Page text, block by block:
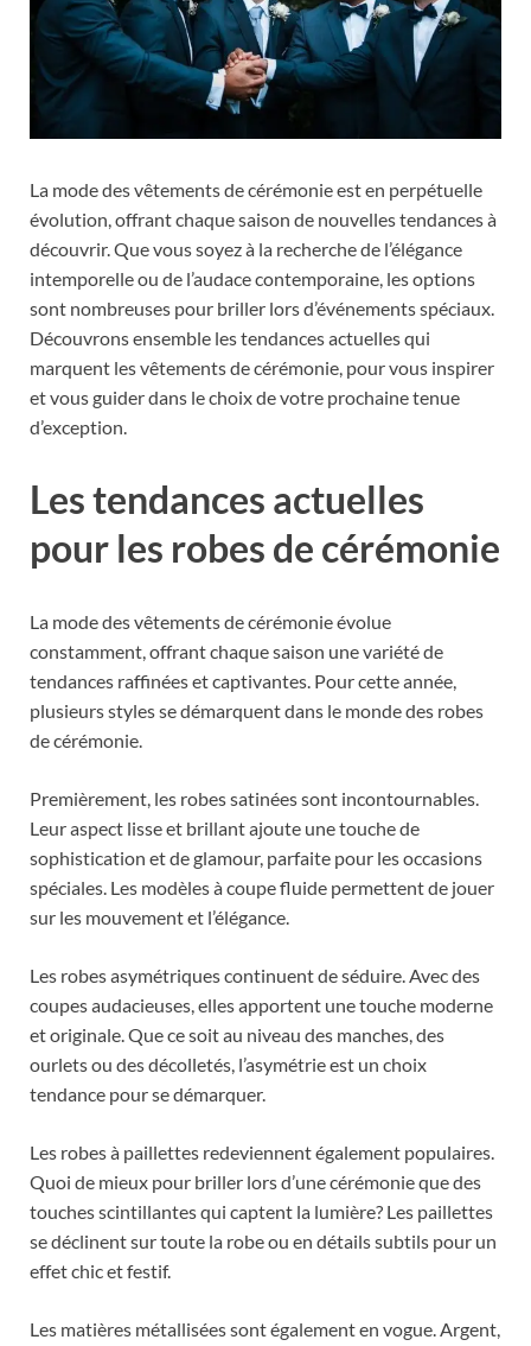
La mode des vêtements de cérémonie est en perpétuelle
évolution, offrant chaque saison de nouvelles tendances à
découvrir. Que vous soyez à la recherche de l’élégance
intemporelle ou de l’audace contemporaine, les options
sont nombreuses pour briller lors d’événements spéciaux.
Découvrons ensemble les tendances actuelles qui
marquent les vêtements de cérémonie, pour vous inspirer
et vous guider dans le choix de votre prochaine tenue
d’exception.
Les tendances actuelles
pour les robes de cérémonie
La mode des vêtements de cérémonie évolue
constamment, offrant chaque saison une variété de
tendances raffinées et captivantes. Pour cette année,
plusieurs styles se démarquent dans le monde des robes
de cérémonie.
Premièrement, les robes satinées sont incontournables.
Leur aspect lisse et brillant ajoute une touche de
sophistication et de glamour, parfaite pour les occasions
spéciales. Les modèles à coupe fluide permettent de jouer
sur les mouvement et l’élégance.
Les robes asymétriques continuent de séduire. Avec des
coupes audacieuses, elles apportent une touche moderne
et originale. Que ce soit au niveau des manches, des
ourlets ou des décolletés, l’asymétrie est un choix
tendance pour se démarquer.
Les robes à paillettes redeviennent également populaires.
Quoi de mieux pour briller lors d’une cérémonie que des
touches scintillantes qui captent la lumière? Les paillettes
se déclinent sur toute la robe ou en détails subtils pour un
effet chic et festif.
Les matières métallisées sont également en vogue. Argent,